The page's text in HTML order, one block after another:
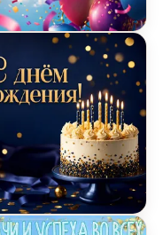
и
Днем
Днем